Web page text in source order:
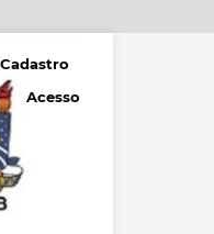
Cadastro
Acesso